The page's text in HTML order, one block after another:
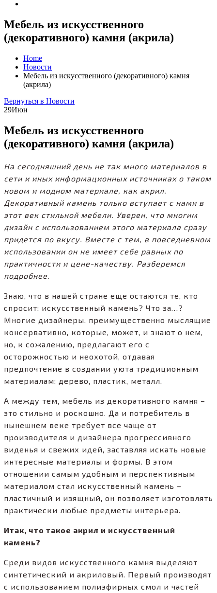
Мебель из искусственного
(декоративного) камня (акрила)
Home
Новости
Мебель из искусственного (декоративного) камня
(акрила)
Вернуться в Новости
29Июн
Мебель из искусственного
(декоративного) камня (акрила)
На сегодняшний день не так много материалов в
сети и иных информационных источниках о таком
новом и модном материале, как акрил.
Декоративный камень только вступает с нами в
этот век стильной мебели. Уверен, что многим
дизайн с использованием этого материала сразу
придется по вкусу. Вместе с тем, в повседневном
использовании он не имеет себе равных по
практичности и цене-качеству. Разберемся
подробнее.
Знаю, что в нашей стране еще остаются те, кто
спросит: искусственный камень? Что за…?
Многие дизайнеры, преимущественно мыслящие
консервативно, которые, может, и знают о нем,
но, к сожалению, предлагают его с
осторожностью и неохотой, отдавая
предпочтение в создании уюта традиционным
материалам: дерево, пластик, металл.
А между тем, мебель из декоративного камня –
это стильно и роскошно. Да и потребитель в
нынешнем веке требует все чаще от
производителя и дизайнера прогрессивного
виденья и свежих идей, заставляя искать новые
интересные материалы и формы. В этом
отношении самым удобным и перспективным
материалом стал искусственный камень –
пластичный и изящный, он позволяет изготовлять
практически любые предметы интерьера.
Итак, что такое акрил и искусственный
камень?
Среди видов искусственного камня выделяют
синтетический и акриловый. Первый производят
с использованием полиэфирных смол и частей